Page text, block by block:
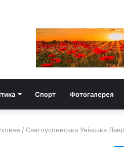
Спорт Фотогалерея
/ Святоуспенська Унівська